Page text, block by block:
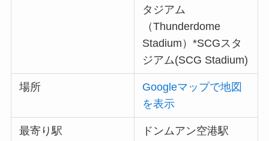
タジアム
（Thunderdome
Stadium）*SCGスタ
ジアム(SCG Stadium)
場所
Googleマップで地図
を表示
最寄り駅
ドンムアン空港駅